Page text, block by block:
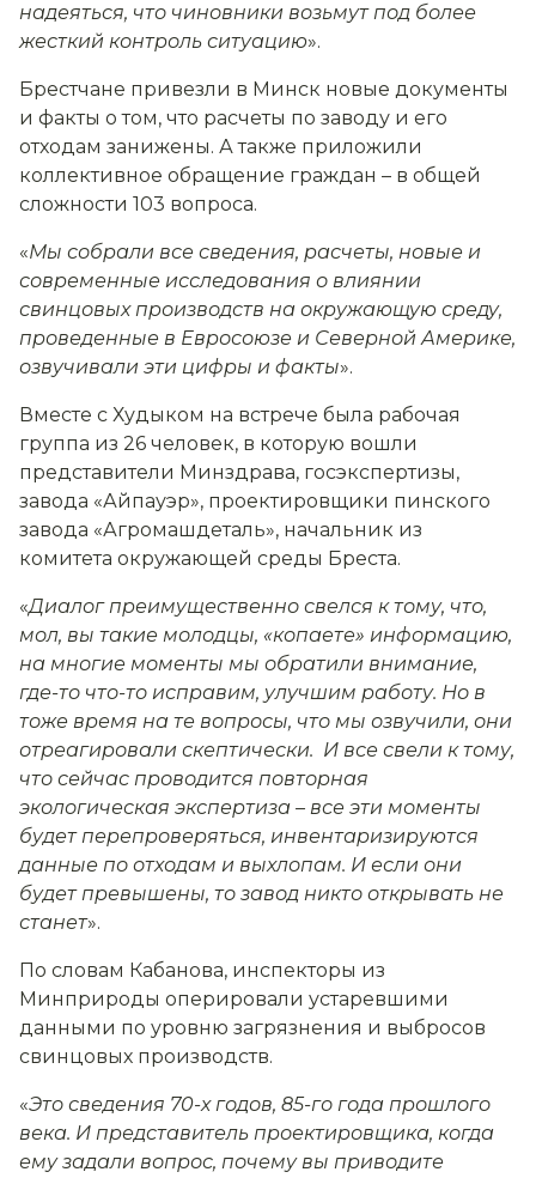
надеяться, что чиновники возьмут под более
жесткий контроль ситуацию».
Брестчане привезли в Минск новые документы
и факты о том, что расчеты по заводу и его
отходам занижены. А также приложили
коллективное обращение граждан – в общей
сложности 103 вопроса.
«Мы собрали все сведения, расчеты, новые и
современные исследования о влиянии
свинцовых производств на окружающую среду,
проведенные в Евросоюзе и Северной Америке,
озвучивали эти цифры и факты».
Вместе с Худыком на встрече была рабочая
группа из 26 человек, в которую вошли
представители Минздрава, госэкспертизы,
завода «Айпауэр», проектировщики пинского
завода «Агромашдеталь», начальник из
комитета окружающей среды Бреста.
«Диалог преимущественно свелся к тому, что,
мол, вы такие молодцы, «копаете» информацию,
на многие моменты мы обратили внимание,
где-то что-то исправим, улучшим работу. Но в
тоже время на те вопросы, что мы озвучили, они
отреагировали скептически. И все свели к тому,
что сейчас проводится повторная
экологическая экспертиза – все эти моменты
будет перепроверяться, инвентаризируются
данные по отходам и выхлопам. И если они
будет превышены, то завод никто открывать не
станет».
По словам Кабанова, инспекторы из
Минприроды оперировали устаревшими
данными по уровню загрязнения и выбросов
свинцовых производств.
«Это сведения 70-х годов, 85-го года прошлого
века. И представитель проектировщика, когда
ему задали вопрос, почему вы приводите